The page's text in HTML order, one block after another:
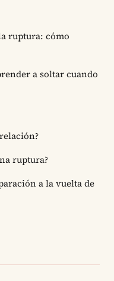
ruptura: cómo
a soltar cuando
ruptura?
a la vuelta de